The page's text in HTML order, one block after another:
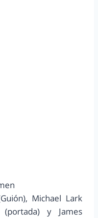
Michael Lark
(portada) y James